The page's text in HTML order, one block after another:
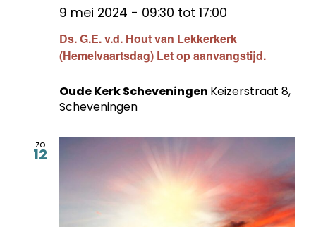
Ds. G.E. v.d. Hout van Lekkerkerk
(Hemelvaartsdag) Let op aanvangstijd.
9 mei 2024 - 09:30 tot 17:00
Oude Kerk Scheveningen Keizerstraat 8,
Scheveningen
zo
12